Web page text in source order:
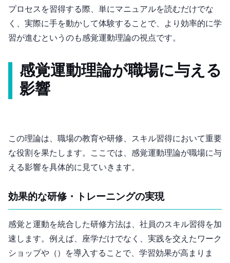
プロセスを習得する際、単にマニュアルを読むだけでな
く、実際に手を動かして体験することで、より効率的に学
習が進むというのも感覚運動理論の視点です。
感覚運動理論が職場に与える
影響
この理論は、職場の教育や研修、スキル習得において重要
な役割を果たします。ここでは、感覚運動理論が職場に与
える影響を具体的に見ていきます。
1. 効果的な研修・トレーニングの実現
感覚と運動を統合した研修方法は、社員のスキル習得を加
速します。例えば、座学だけでなく、実践を交えたワーク
ショップやOJT（On-the-Job Training）を導入することで、学習効果が高まりま